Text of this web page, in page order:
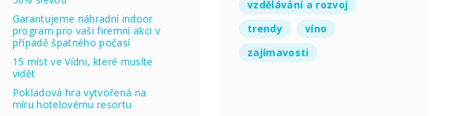
Garantujeme náhradní indoor
program pro vaši firemní akci v
případě špatného počasí
15 míst ve Vídni, které musíte
vidět
Pokladová hra vytvořená na
míru hotelovému resortu
vzdělávání a rozvoj
trendy
víno
zajímavosti